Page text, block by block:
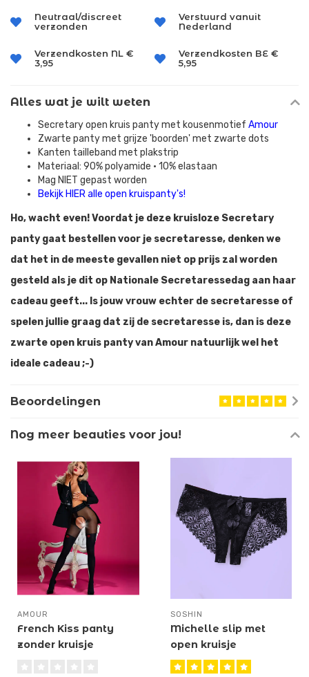
Neutraal/discreet
verzonden
Verstuurd vanuit
Nederland
Verzendkosten NL €
3,95
Verzendkosten BE €
5,95
Alles wat je wilt weten
Secretary open kruis panty met kousenmotief Amour
Zwarte panty met grijze 'boorden' met zwarte dots
Kanten tailleband met plakstrip
Materiaal: 90% polyamide • 10% elastaan
Mag NIET gepast worden
Bekijk HIER alle open kruispanty's!
Ho, wacht even! Voordat je deze kruisloze Secretary
panty gaat bestellen voor je secretaresse, denken we
dat het in de meeste gevallen niet op prijs zal worden
gesteld als je dit op Nationale Secretaressedag aan haar
cadeau geeft... Is jouw vrouw echter de secretaresse of
spelen jullie graag dat zij de secretaresse is, dan is deze
zwarte open kruis panty van Amour natuurlijk wel het
ideale cadeau ;-)
Beoordelingen
Nog meer beauties voor jou!
AMOUR
French Kiss panty
zonder kruisje
SOSHIN
Michelle slip met
open kruisje